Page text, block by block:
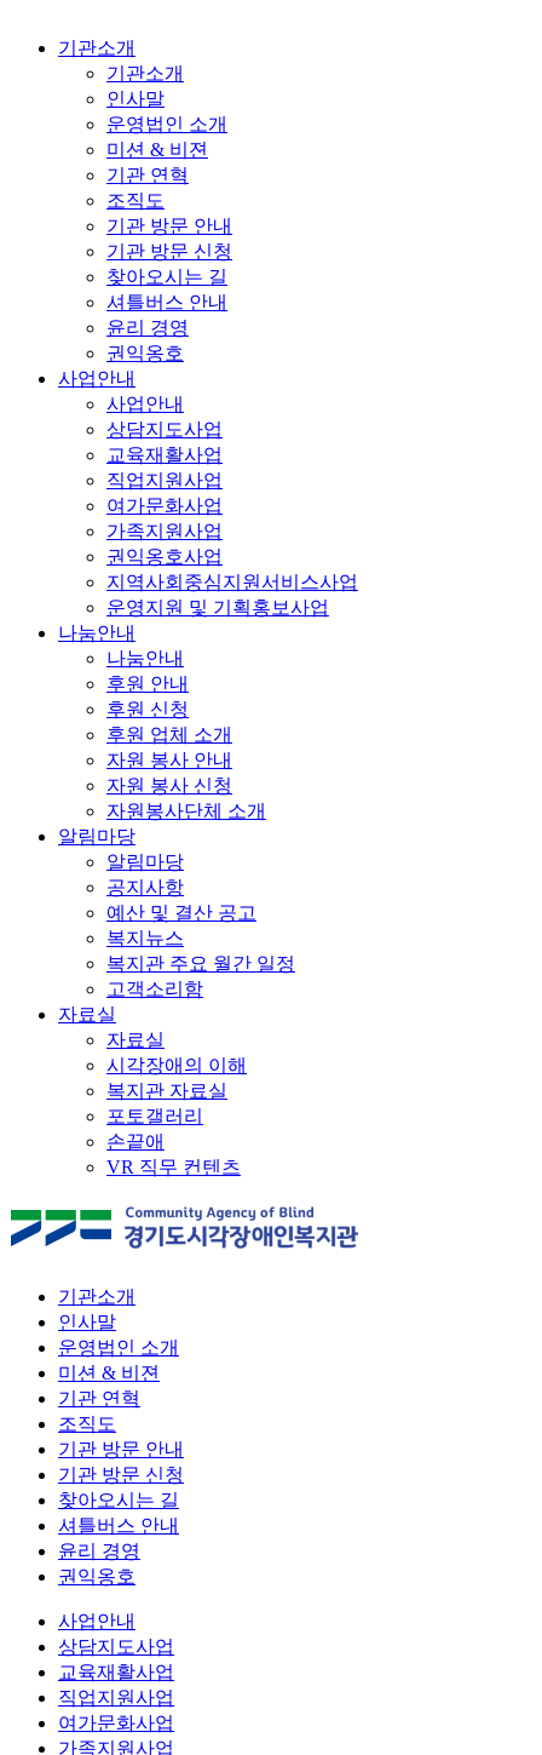
기관소개
기관소개
인사말
운영법인 소개
미션 & 비젼
기관 연혁
조직도
기관 방문 안내
기관 방문 신청
찾아오시는 길
셔틀버스 안내
윤리 경영
권익옹호
사업안내
사업안내
상담지도사업
교육재활사업
직업지원사업
여가문화사업
가족지원사업
권익옹호사업
지역사회중심지원서비스사업
운영지원 및 기획홍보사업
나눔안내
나눔안내
후원 안내
후원 신청
후원 업체 소개
자원 봉사 안내
자원 봉사 신청
자원봉사단체 소개
알림마당
알림마당
공지사항
예산 및 결산 공고
복지뉴스
복지관 주요 월간 일정
고객소리함
자료실
자료실
시각장애의 이해
복지관 자료실
포토갤러리
손끝애
VR 직무 컨텐츠
기관소개
인사말
운영법인 소개
미션 & 비젼
기관 연혁
조직도
기관 방문 안내
기관 방문 신청
찾아오시는 길
셔틀버스 안내
윤리 경영
권익옹호
사업안내
상담지도사업
교육재활사업
직업지원사업
여가문화사업
가족지원사업